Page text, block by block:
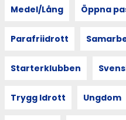
Medel/Lång Öppna
Parafriidrott
Starterklubben
Trygg Idrott Ungdom